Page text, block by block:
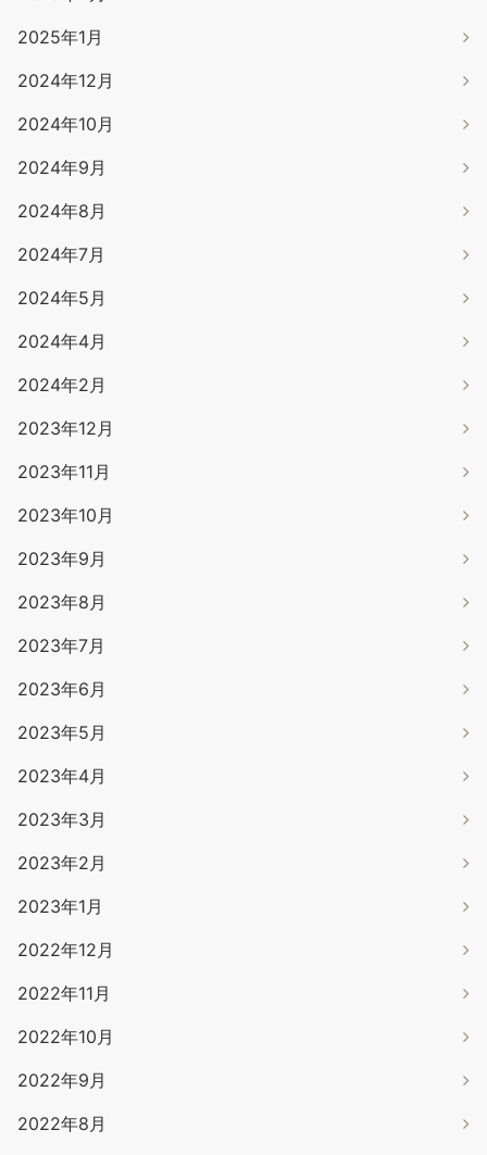
2025年1月
2024年12月
2024年10月
2024年9月
2024年8月
2024年7月
2024年5月
2024年4月
2024年2月
2023年12月
2023年11月
2023年10月
2023年9月
2023年8月
2023年7月
2023年6月
2023年5月
2023年4月
2023年3月
2023年2月
2023年1月
2022年12月
2022年11月
2022年10月
2022年9月
2022年8月